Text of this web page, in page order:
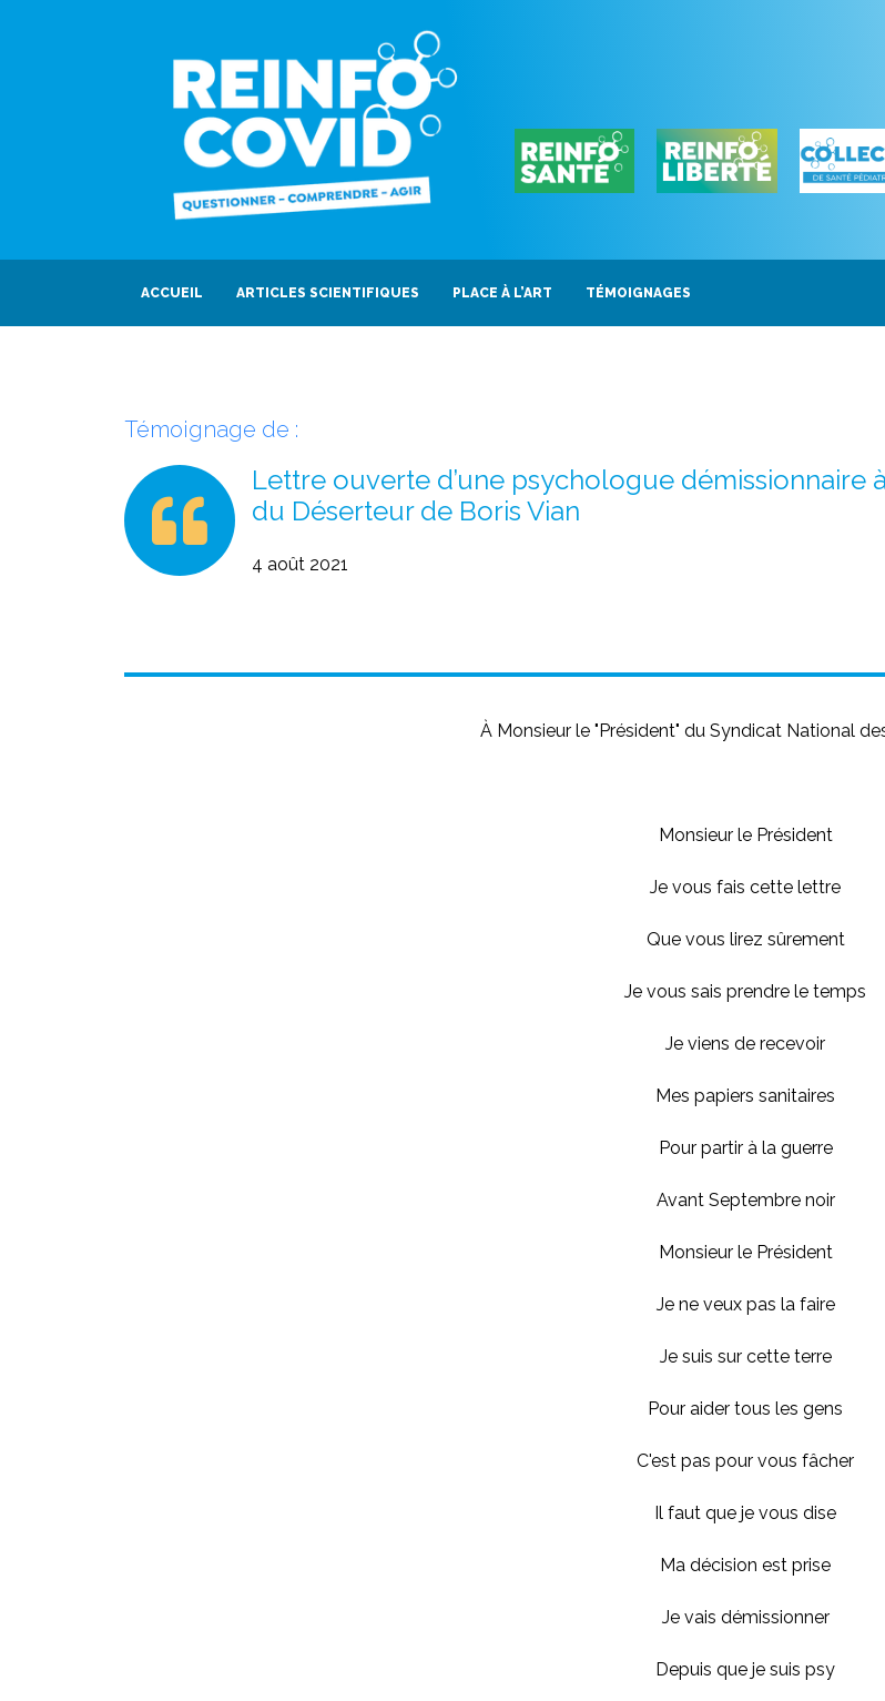
ACCUEIL ARTICLES SCIENTIFIQUES PLACE À L’ART TÉMOIGNAGES
Témoignage de :
Lettre ouverte d’une psychologue démissionnaire
du Déserteur de Boris Vian
4 août 2021
À Monsieur le "Président" du Syndicat National
Monsieur le Président
Je vous fais cette lettre
Que vous lirez sûrement
Je vous sais prendre le temps
Je viens de recevoir
Mes papiers sanitaires
Pour partir à la guerre
Avant Septembre noir
Monsieur le Président
Je ne veux pas la faire
Je suis sur cette terre
Pour aider tous les gens
C'est pas pour vous fâcher
Il faut que je vous dise
Ma décision est prise
Je vais démissionner
Depuis que je suis psy